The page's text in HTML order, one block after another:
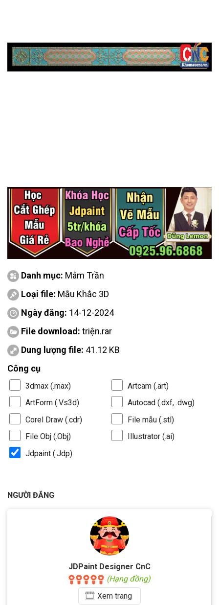
Danh mục: Mâm Trần
Loại file: Mẫu Khắc 3D
Ngày đăng: 14-12-2024
File download: triện.rar
Dung lượng file: 41.12 KB
Công cụ
3dmax (.max)
Artcam (.art)
ArtForm (.Vs3d)
Autocad (.dxf, .dwg)
Corel Draw (.cdr)
File mẫu (.stl)
File Obj (.Obj)
Illustrator (.ai)
Jdpaint (.Jdp)
NGƯỜI ĐĂNG
JDPaint Designer CnC
(Hạng đồng)
Xemtrang